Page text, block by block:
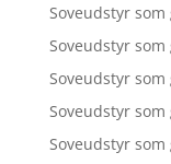
Soveudstyr som
Soveudstyr som
Soveudstyr som
Soveudstyr som
Soveudstyr som